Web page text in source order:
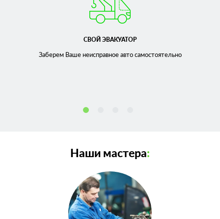
СВОЙ ЭВАКУАТОР
Заберем Ваше неисправноеавто самостоятельно
Наши мастера: